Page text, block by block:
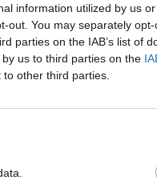
information utilized by us
out. You may separately
parties on the IAB’s list of
us to third parties on the
other third parties.
(τηλ.23310-24734),
anem.gr